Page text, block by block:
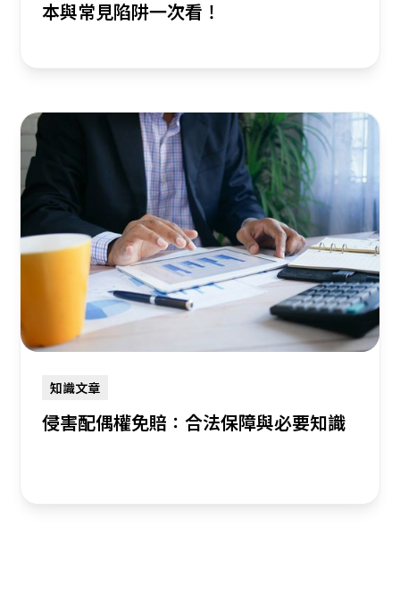
本與常見陷阱一次看！
知識文章
侵害配偶權免賠：合法保障與必要知識